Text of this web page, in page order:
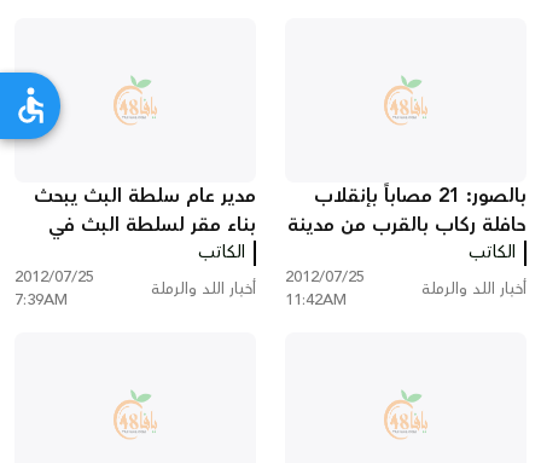
بالصور: 21 مصاباً بإنقلاب
حافلة ركاب بالقرب من مدينة
الرملة
الكاتب
أخبار اللد والرملة
2012/07/25
11:42AM
مدير عام سلطة البث يبحث
بناء مقر لسلطة البث في
مدينة اللد
الكاتب
أخبار اللد والرملة
2012/07/25
7:39AM